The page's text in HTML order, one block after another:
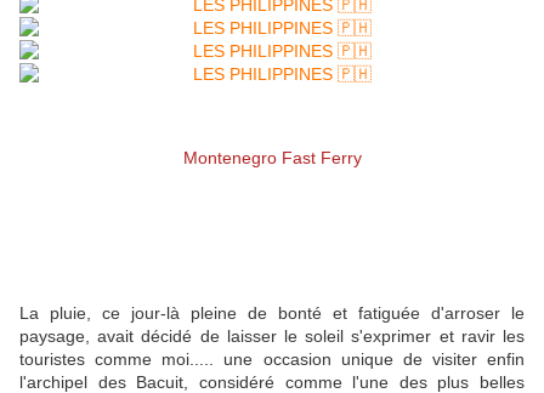
Montenegro Fast Ferry
La pluie, ce jour-là pleine de bonté et fatiguée d'arroser le
paysage, avait décidé de laisser le soleil s'exprimer et ravir les
touristes comme moi..... une occasion unique de visiter enfin
l'archipel des Bacuit, considéré comme l'une des plus belles